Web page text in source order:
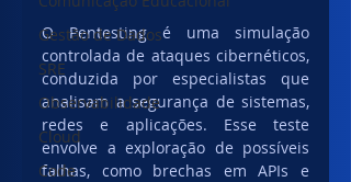
Gestão de Dados
SRE
Observabilidade
Cloud
Code
O Pentesting é uma simulação
controlada de ataques cibernéticos,
conduzida por especialistas que
analisam a segurança de sistemas,
redes e aplicações. Esse teste
envolve a exploração de possíveis
falhas, como brechas em APIs e